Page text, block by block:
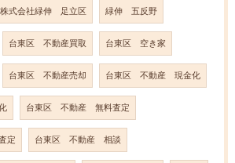
株式会社緑伸 足立区 緑伸 五反野
台東区 不動産買取 台東区 空き家
台東区 不動産売却 台東区 不動産 現金化
台東区 不動産 無料査定
定 台東区 不動産 相談